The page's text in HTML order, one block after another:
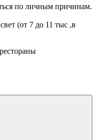
по личным причинам.
(от 7 до 11 тыс ,в